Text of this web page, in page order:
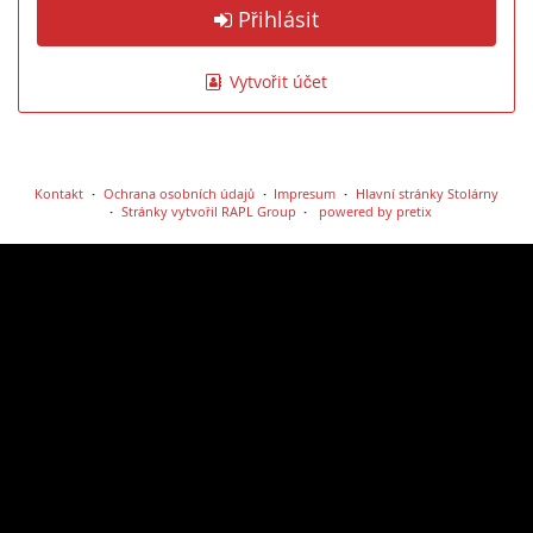
Přihlásit
Vytvořit účet
Kontakt Ochrana osobních údajů Impresum
Hlavní stránky Stolárny
Stránky vytvořil RAPL Group
powered by pretix